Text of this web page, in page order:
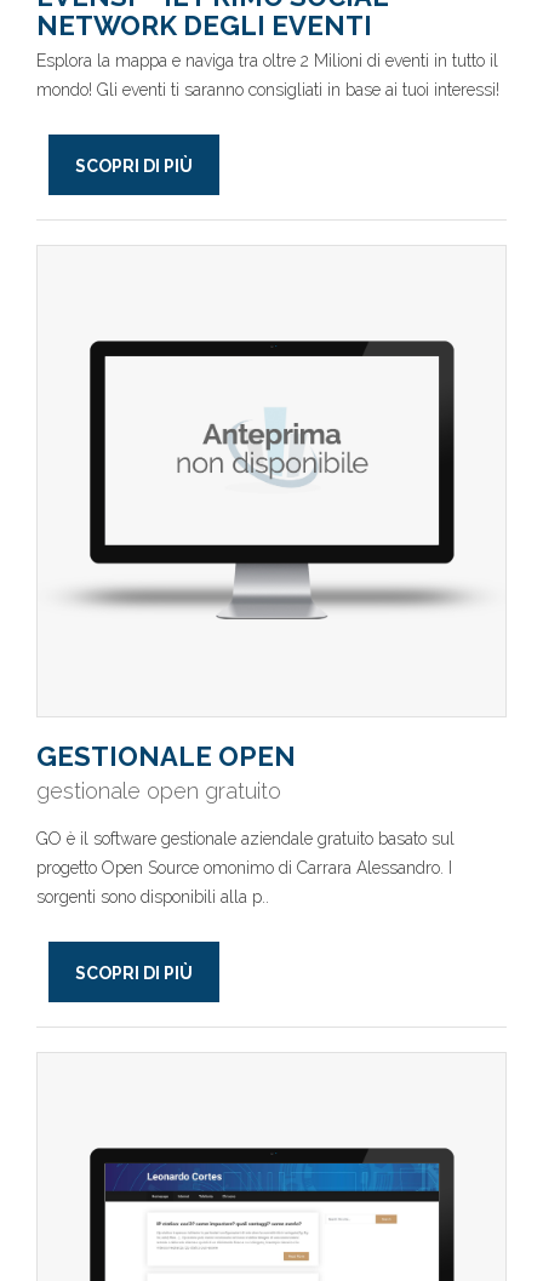
NETWORK DEGLI EVENTI
Esplora la mappa e naviga tra oltre 2 Milioni di eventi in tutto il
mondo! Gli eventi ti saranno consigliati in base ai tuoi interessi!
SCOPRI DI PIÙ
GESTIONALE OPEN
gestionale open gratuito
GO è il software gestionale aziendale gratuito basato sul
progetto Open Source omonimo di Carrara Alessandro. I
sorgenti sono disponibili alla p..
SCOPRI DI PIÙ